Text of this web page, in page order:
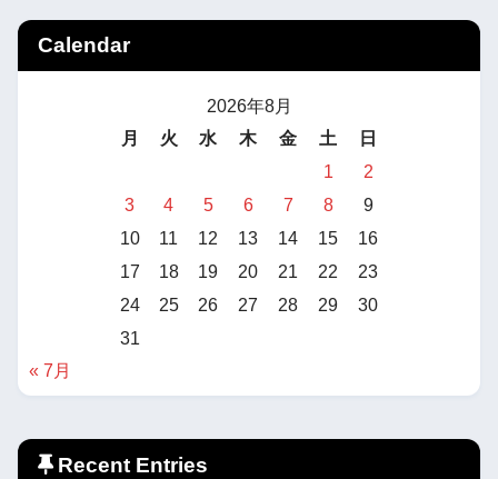
Calendar
2026年8月
月
火 水 木 金 土
日
1
2
3
4 5 6 7 8
9
10
11 12 13 14 15
16
17
18 19 20 21 22
23
24
25 26 27 28 29
30
31
« 7月
Recent Entries